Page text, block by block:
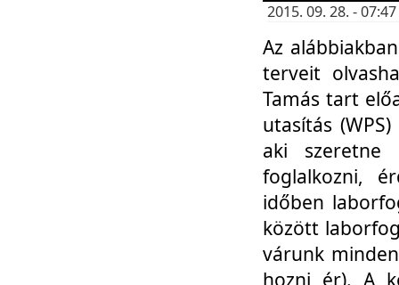
2015. 09. 28. -
Az
terveit
Tamás tart
utasítás
aki szeretne
foglalkozni,
időben
között
várunk
hozni ér). A